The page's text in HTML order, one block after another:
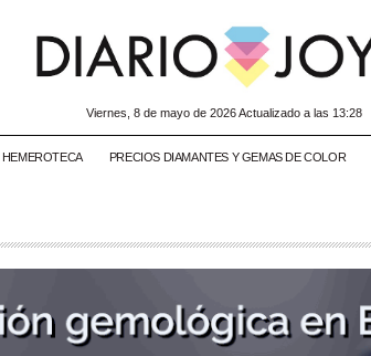
viernes, 8 de mayo de 2026 Actualizado a las 13:28
HEMEROTECA PRECIOS DIAMANTES Y GEMAS DE COLOR